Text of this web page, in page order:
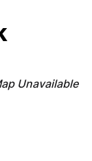
Unavailable